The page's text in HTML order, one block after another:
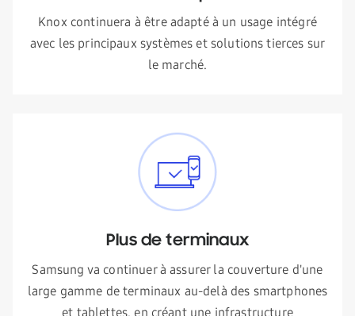
Knox continuera à être adapté à un usage intégré
avec les principaux systèmes et solutions tierces sur
le marché.
Plus de terminaux
Samsung va continuer à assurer la couverture d'une
large gamme de terminaux au-delà des smartphones
et tablettes, en créant une infrastructure